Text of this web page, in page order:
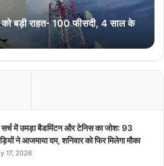
बड़ी राहत- 100 फीसदी, 4 साल के
में उमड़ा बैडमिंटन और टेनिस का जोश: 93
ने आजमाया दम, शनिवार को फिर मिलेगा मौका
17, 2026